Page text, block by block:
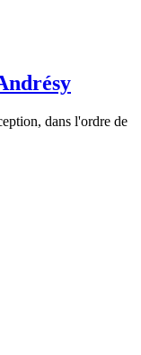
dans l'ordre de